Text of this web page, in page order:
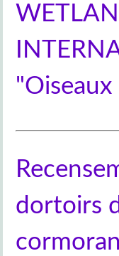
dortoirs
cormoran